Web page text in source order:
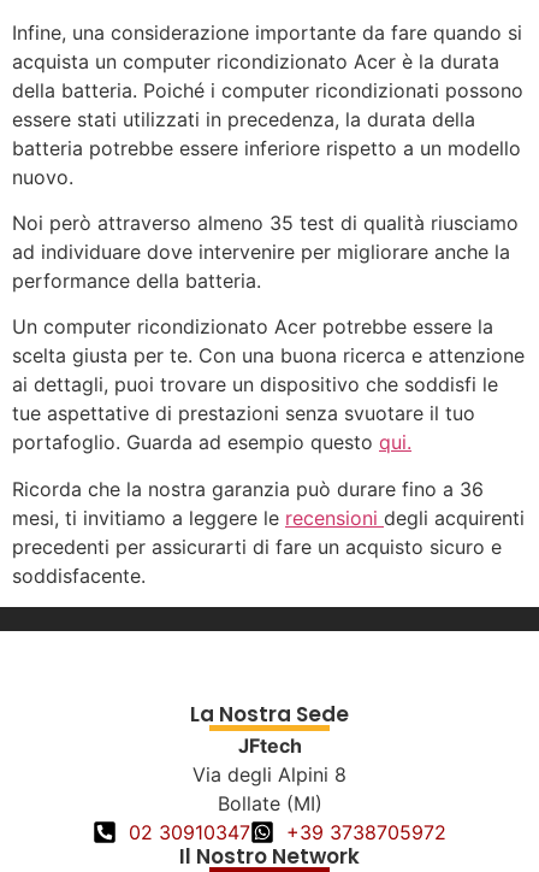
Infine, una considerazione importante da fare quando si
acquista un computer ricondizionato Acer è la durata
della batteria. Poiché i computer ricondizionati possono
essere stati utilizzati in precedenza, la durata della
batteria potrebbe essere inferiore rispetto a un modello
nuovo.
Noi però attraverso almeno 35 test di qualità riusciamo
ad individuare dove intervenire per migliorare anche la
performance della batteria.
Un computer ricondizionato Acer potrebbe essere la
scelta giusta per te. Con una buona ricerca e attenzione
ai dettagli, puoi trovare un dispositivo che soddisfi le
tue aspettative di prestazioni senza svuotare il tuo
portafoglio. Guarda ad esempio questo qui.
Ricorda che la nostra garanzia può durare fino a 36
mesi, ti invitiamo a leggere le recensioni degli acquirenti
precedenti per assicurarti di fare un acquisto sicuro e
soddisfacente.
La Nostra Sede
JFtech
Via degli Alpini 8
Bollate (MI)
02 30910347
+39 3738705972
Il Nostro Network